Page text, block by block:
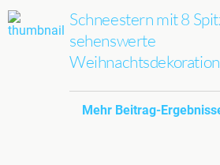
Schneestern mit 8
sehenswerte
Weihnachtsdekoration
Mehr Beitrag-